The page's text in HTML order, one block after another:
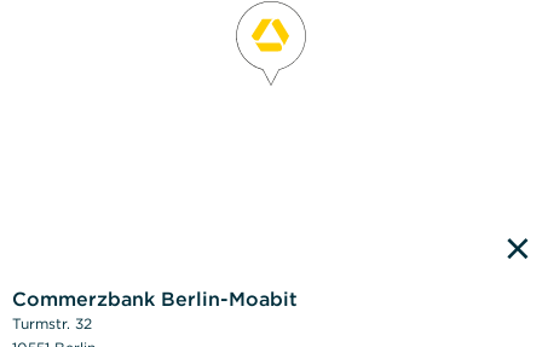
×
Commerzbank Berlin-Moabit
Turmstr. 32